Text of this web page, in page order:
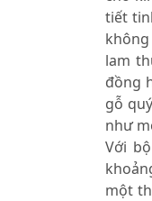
tiết
lam
đồng
gỗ
như
Với
một